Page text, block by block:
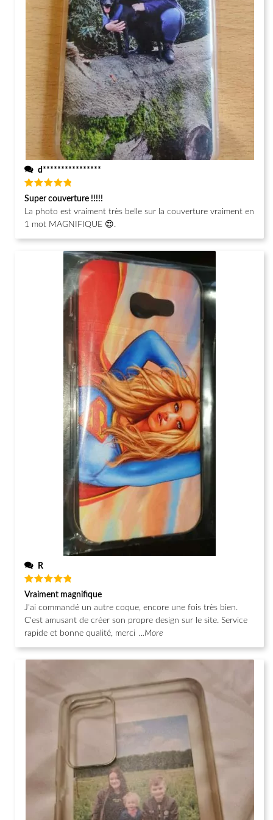
d****************
Note 5
sur 5
Super couverture !!!!!
La photo est vraiment très belle sur la couverture vraiment en
1 mot MAGNIFIQUE 😍.
R
Note 5
sur 5
Vraiment magnifique
J'ai commandé un autre coque, encore une fois très bien.
C'est amusant de créer son propre design sur le site. Service
rapide et bonne qualité, merci ...More